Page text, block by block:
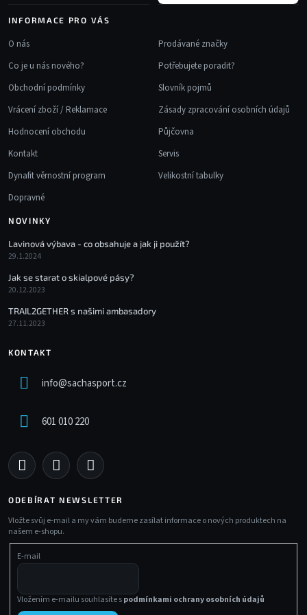
INFORMACE PRO VÁS
O nás
Co je u nás nového?
Obchodní podmínky
Vrácení zboží / Reklamace
Hodnocení obchodu
Kontakt
Dynafit věrnostní program
Dopravné
Prodávané značky
Potřebujete poradit?
Slovník pojmů
Zásady zpracování osobních údajů
Půjčovna
Servis
Velikostní tabulky
NOVINKY
Lavinová výbava - co obsahuje a jak ji použít?
29.1.2024
Jak se starat o skialpové pásy?
20.12.2023
TRAIL2GETHER s našimi ambasadory
27.11.2023
KONTAKT
info@sachasport.cz
601 010 220
ODEBÍRAT NEWSLETTER
Vložte svůj e-mail a my vám budeme zasílat informace o nových produktech na
našem e-shopu.
E-mail
Vložením e-mailu souhlasíte spodmínkami ochrany osobních údajů